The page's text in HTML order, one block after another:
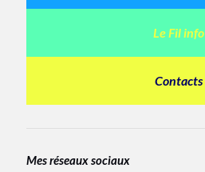
Le Fil info
Contacts
Mes réseaux sociaux